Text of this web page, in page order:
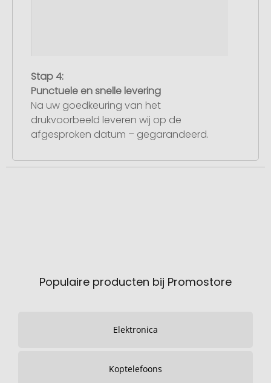
Stap 4:
Punctuele en snelle levering
Na uw goedkeuring van het
drukvoorbeeld leveren wij op de
afgesproken datum – gegarandeerd.
Populaire producten bij Promostore
Elektronica
Koptelefoons